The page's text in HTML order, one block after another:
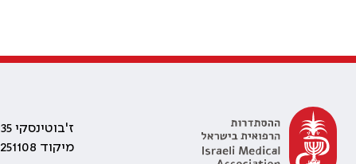
ז'בוטינסקי 35 רמת גן, בניין התאומים 2
מיקוד 5251108